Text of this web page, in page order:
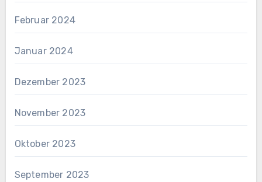
Februar 2024
Januar 2024
Dezember 2023
November 2023
Oktober 2023
September 2023